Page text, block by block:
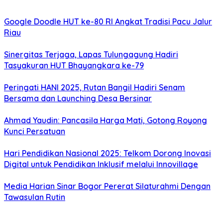
Google Doodle HUT ke-80 RI Angkat Tradisi Pacu Jalur
Riau
Sinergitas Terjaga, Lapas Tulungagung Hadiri
Tasyakuran HUT Bhayangkara ke-79
Peringati HANI 2025, Rutan Bangil Hadiri Senam
Bersama dan Launching Desa Bersinar
Ahmad Yaudin: Pancasila Harga Mati, Gotong Royong
Kunci Persatuan
Hari Pendidikan Nasional 2025: Telkom Dorong Inovasi
Digital untuk Pendidikan Inklusif melalui Innovillage
Media Harian Sinar Bogor Pererat Silaturahmi Dengan
Tawasulan Rutin